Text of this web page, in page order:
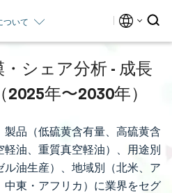
ついて
シェア分析 - 成長
年〜2030年）
品（低硫黄含有量、高硫黄含
油、重質真空軽油）、用途別
ル油生産）、地域別（北米、ア
中東・アフリカ）に業界をセグ